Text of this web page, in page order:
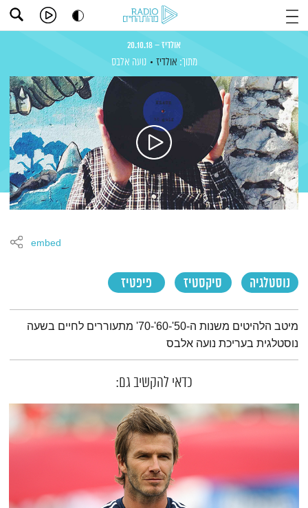
אולדיז – 20.10.18
מתוך: אולדיז נועה אלבס
נוסטלגיה סיקסטיז פיפטיז
embed
תמצית הפודקאסט
מיטב הלהיטים משנות ה-50'-60'-70' מתעוררים לחיים בשעה
נוסטלגית בעריכת נועה אלבס
כדאי להקשיב גם: